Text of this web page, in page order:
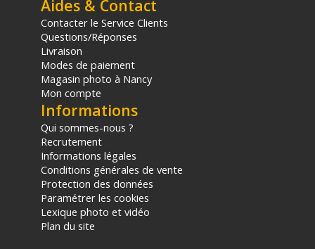
Aides & Contact
Contacter le Service Clients
Questions/Réponses
Livraison
Modes de paiement
Magasin photo à Nancy
Mon compte
Informations
Qui sommes-nous ?
Recrutement
Informations légales
Conditions générales de vente
Protection des données
Paramétrer les cookies
Lexique photo et vidéo
Plan du site